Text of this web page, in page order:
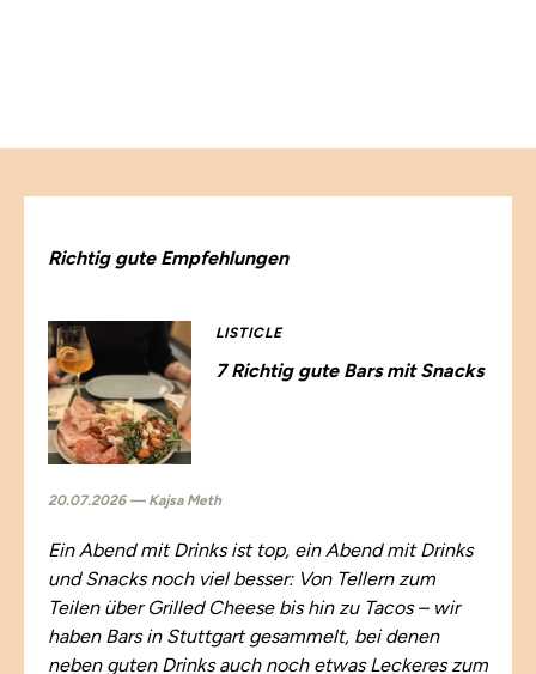
Richtig gute Empfehlungen
LISTICLE
7 Richtig gute Bars mit Snacks
20.07.2026 — Kajsa Meth
Ein Abend mit Drinks ist top, ein Abend mit Drinks
und Snacks noch viel besser: Von Tellern zum
Teilen über Grilled Cheese bis hin zu Tacos – wir
haben Bars in Stuttgart gesammelt, bei denen
neben guten Drinks auch noch etwas Leckeres zum